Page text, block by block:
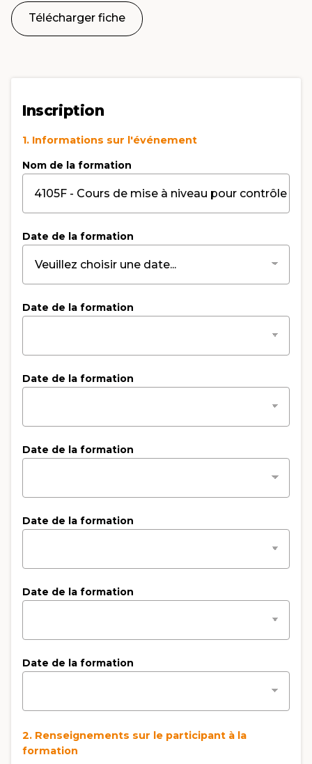
Télécharger fiche
Inscription
1. Informations sur l'événement
Nom de la formation
Date de la formation
Date de la formation
Date de la formation
Date de la formation
Date de la formation
Date de la formation
Date de la formation
2. Renseignements sur le participant à la
formation